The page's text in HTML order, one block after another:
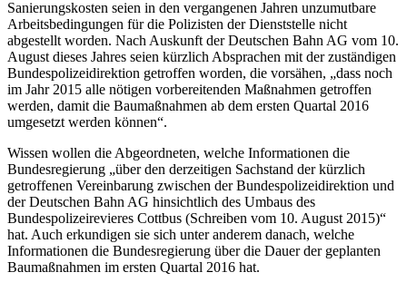
Sanierungskosten seien in den vergangenen Jahren unzumutbare
Arbeitsbedingungen für die Polizisten der Dienststelle nicht
abgestellt worden. Nach Auskunft der Deutschen Bahn AG vom 10.
August dieses Jahres seien kürzlich Absprachen mit der zuständigen
Bundespolizeidirektion getroffen worden, die vorsähen, „dass noch
im Jahr 2015 alle nötigen vorbereitenden Maßnahmen getroffen
werden, damit die Baumaßnahmen ab dem ersten Quartal 2016
umgesetzt werden können“.
Wissen wollen die Abgeordneten, welche Informationen die
Bundesregierung „über den derzeitigen Sachstand der kürzlich
getroffenen Vereinbarung zwischen der Bundespolizeidirektion und
der Deutschen Bahn AG hinsichtlich des Umbaus des
Bundespolizeirevieres Cottbus (Schreiben vom 10. August 2015)“
hat. Auch erkundigen sie sich unter anderem danach, welche
Informationen die Bundesregierung über die Dauer der geplanten
Baumaßnahmen im ersten Quartal 2016 hat.